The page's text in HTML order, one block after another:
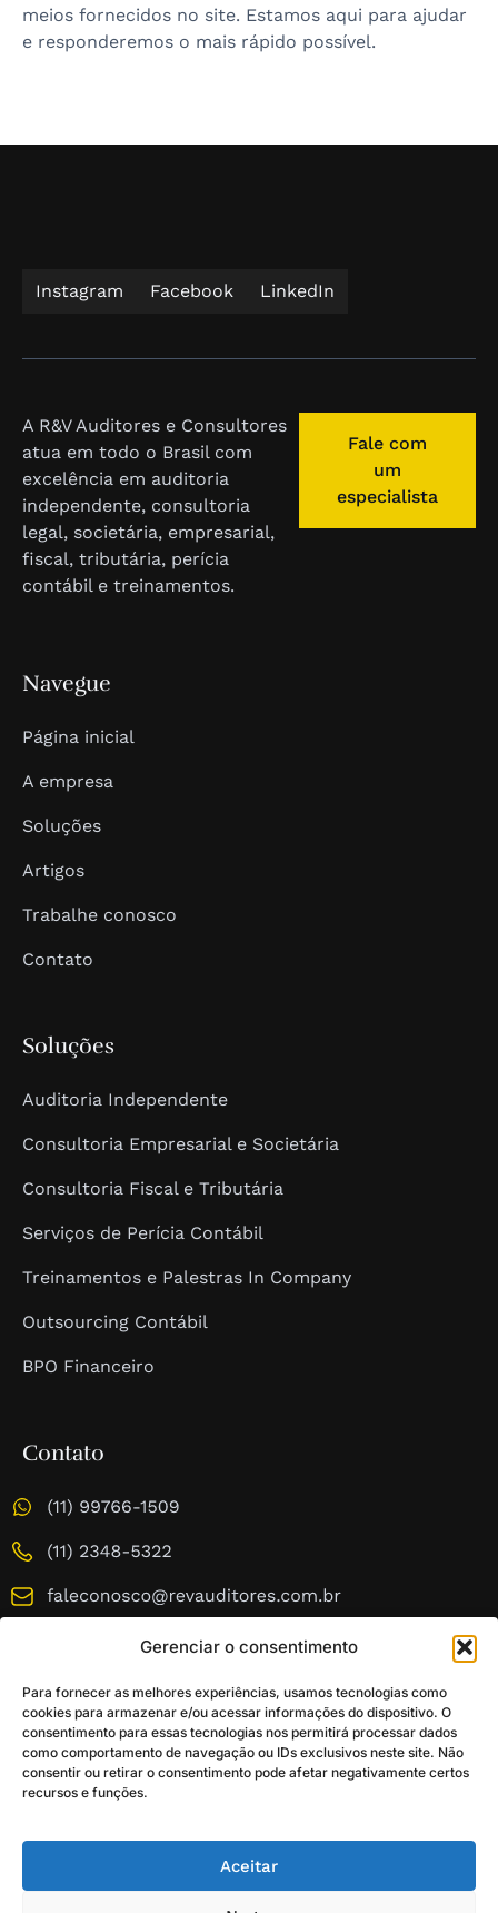
Gerenciar o consentimento
Para fornecer as melhores experiências, usamos tecnologias como
cookies para armazenar e/ou acessar informações do dispositivo. O
consentimento para essas tecnologias nos permitirá processar dados
como comportamento de navegação ou IDs exclusivos neste site. Não
consentir ou retirar o consentimento pode afetar negativamente certos
recursos e funções.
Aceitar
meios fornecidos no site. Estamos aqui para ajudar
e responderemos o mais rápido possível.
Instagram Facebook LinkedIn
A R&V Auditores e Consultores
atua em todo o Brasil com
excelência em auditoria
independente, consultoria
legal, societária, empresarial,
fiscal, tributária, perícia
contábil e treinamentos.
Fale com
um
especialista
Navegue
Página inicial
A empresa
Soluções
Artigos
Trabalhe conosco
Contato
Soluções
Auditoria Independente
Consultoria Empresarial e Societária
Consultoria Fiscal e Tributária
Serviços de Perícia Contábil
Treinamentos e Palestras In Company
Outsourcing Contábil
BPO Financeiro
Contato
© 2026 Todos os direitos reservados.
Política de Cookies